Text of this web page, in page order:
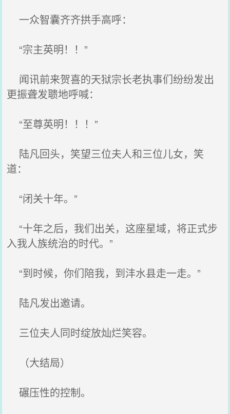
一众智囊齐齐拱手高呼：
“宗主英明！！”
闻讯前来贺喜的天狱宗长老执事们纷纷发出
更振聋发聩地呼喊：
“至尊英明！！！”
陆凡回头，笑望三位夫人和三位儿女，笑
道：
“闭关十年。”
“十年之后，我们出关，这座星域，将正式步
入我人族统治的时代。”
“到时候，你们陪我，到沣水县走一走。”
陆凡发出邀请。
三位夫人同时绽放灿烂笑容。
（大结局）
碾压性的控制。